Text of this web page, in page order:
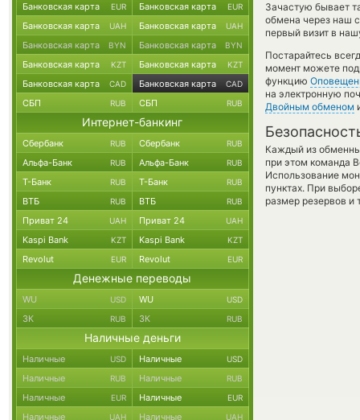
Зачастую бывает
обмена через наш
первый визит в
Постарайтесь
момент можете
функцию
на электронную
Двойным обменом
Каждый из
при этом команда
Использование
пунктах. При
размер резервов и
Банковская карта EUR Банковская карта EUR
Банковская карта UAH Банковская карта UAH
Банковская карта BYN Банковская карта BYN
Банковская карта KZT Банковская карта KZT
Банковская карта CAD Банковская карта CAD
СБП RUB СБП RUB
Интернет-банкинг
Сбербанк RUB Сбербанк RUB
Альфа-Банк RUB Альфа-Банк RUB
Т-Банк RUB Т-Банк RUB
ВТБ RUB ВТБ RUB
Приват 24 UAH Приват 24 UAH
Kaspi Bank KZT Kaspi Bank KZT
Revolut EUR Revolut EUR
Денежные переводы
WU USD WU USD
ЗК RUB ЗК RUB
Наличные деньги
Наличные USD Наличные USD
Наличные RUB Наличные RUB
Наличные EUR Наличные EUR
Наличные UAH Наличные UAH